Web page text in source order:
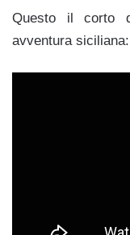
Questo il corto
avventura siciliana: